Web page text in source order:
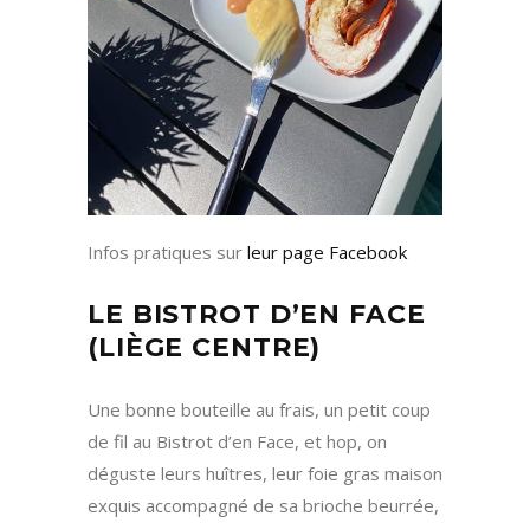
Infos pratiques sur leur page Facebook
LE BISTROT D’EN FACE
(LIÈGE CENTRE)
Une bonne bouteille au frais, un petit coup
de fil au Bistrot d’en Face, et hop, on
déguste leurs huîtres, leur foie gras maison
exquis accompagné de sa brioche beurrée,